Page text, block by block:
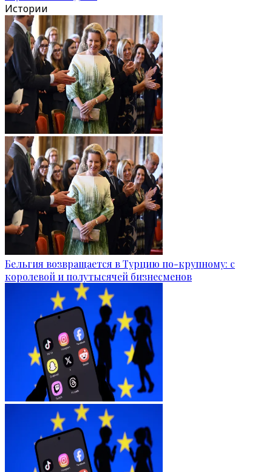
Истории
Бельгия возвращается в Турцию по-крупному: с
королевой и полутысячей бизнесменов